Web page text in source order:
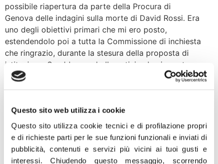
Questo sito web utilizza i cookie
Questo sito utilizza cookie tecnici e di profilazione propri
e di richieste parti per le sue funzioni funzionali e inviati di
pubblicità, contenuti e servizi più vicini ai tuoi gusti e
interessi.Chiudendo questo messaggio, scorrendo
possibile riapertura da parte della Procura di
Genova delle indagini sulla morte di David Rossi. Era
uno degli obiettivi primari che mi ero posto,
estendendolo poi a tutta la Commissione di inchiesta
che ringrazio, durante la stesura della proposta di
istituzione. Sarebbe una bella notizia che, in parte,
ripaga l’ampio lavoro […]
Rossi violata da falsità e
oltraggiata da silenzio